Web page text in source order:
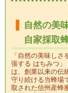
自然の美
自家採取
「自然の美味しさ
張する はちみつ」
は、創業以来の伝
守り続ける当蜂場
取された信州産蜂